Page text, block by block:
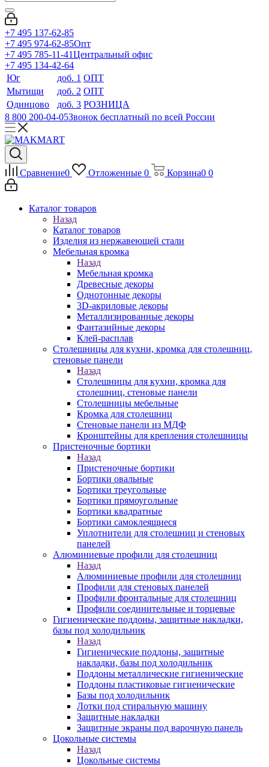
+7 495 137-62-85
+7 495 974-62-85Опт
+7 495 785-11-41Центральный офис
+7 495 134-42-64
Юг
доб. 1 ОПТ
Мытищи
доб. 2 ОПТ
Одинцово
доб. 3 РОЗНИЦА
8 800 200-04-05Звонок бесплатный по всей России
Сравнение0 Отложенные 0 Корзина0 0
Каталог товаров
Назад
Каталог товаров
Изделия из нержавеющей стали
Мебельная кромка
Назад
Мебельная кромка
Древесные декоры
Однотонные декоры
3D-акриловые декоры
Металлизированные декоры
Фантазийные декоры
Клей-расплав
Столешницы для кухни, кромка для столешниц,
стеновые панели
Назад
Столешницы для кухни, кромка для
столешниц, стеновые панели
Столешницы мебельные
Кромка для столешниц
Стеновые панели из МДФ
Кронштейны для крепления столешницы
Пристеночные бортики
Назад
Пристеночные бортики
Бортики овальные
Бортики треугольные
Бортики прямоугольные
Бортики квадратные
Бортики самоклеящиеся
Уплотнители для столешниц и стеновых
панелей
Алюминиевые профили для столешниц
Назад
Алюминиевые профили для столешниц
Профили для стеновых панелей
Профили фронтальные для столешниц
Профили соединительные и торцевые
Гигиенические поддоны, защитные накладки,
базы под холодильник
Назад
Гигиенические поддоны, защитные
накладки, базы под холодильник
Поддоны металлические гигиенические
Поддоны пластиковые гигиенические
Базы под холодильник
Лотки под стиральную машину
Защитные накладки
Защитные экраны под варочную панель
Цокольные системы
Назад
Цокольные системы